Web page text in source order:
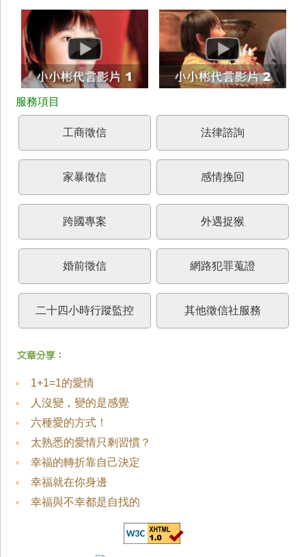
工商徵信 法律諮詢
家暴徵信 感情挽回
跨國專案 外遇捉猴
婚前徵信 網路犯罪蒐證
二十四小時行蹤監控 其他徵信社服務
1+1=1的愛情
人沒變，變的是感覺
六種愛的方式！
太熟悉的愛情只剩習慣？
幸福的轉折靠自己決定
幸福就在你身邊
幸福與不幸都是自找的